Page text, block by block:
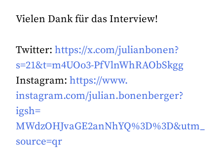
Vielen Dank für das Interview!
Twitter: https://x.com/julianbonen?
s=21&t=m4UOo3-PfVlnWhRAObSkgg
Instagram:https://www.
instagram.com/julian.bonenberger?
igsh=
MWdzOHJvaGE2anNhYQ%3D%3D&utm_
source=qr